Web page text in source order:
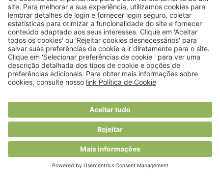
© 2018 Viver Saudável
O portal dos profissionais de nutrição